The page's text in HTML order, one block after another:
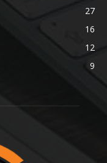
27
16
12
9